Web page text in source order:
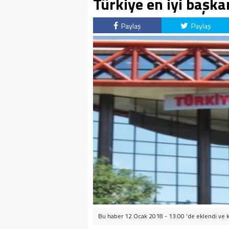
Paylaş Paylaş
Bu haber 12 Ocak 2018 - 13:00 'de eklendi ve